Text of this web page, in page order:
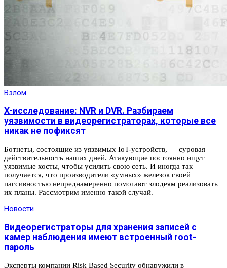
Взлом
X-исследование: NVR и DVR. Разбираем
уязвимости в видеорегистраторах, которые все
никак не пофиксят
Ботнеты, состоящие из уязвимых IoT-устройств, — суровая
действительность наших дней. Атакующие постоянно ищут
уязвимые хосты, чтобы усилить свою сеть. И иногда так
получается, что производители «умных» железок своей
пассивностью непреднамеренно помогают злодеям реализовать
их планы. Рассмотрим именно такой случай.
Новости
Видеорегистраторы для хранения записей с
камер наблюдения имеют встроенный root-
пароль
Эксперты компании Risk Based Security обнаружили в